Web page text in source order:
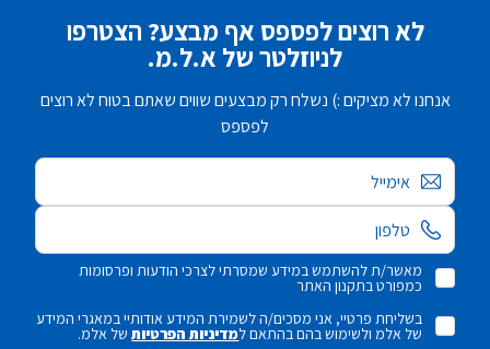
לא רוצים לפספס אף מבצע? הצטרפו
לניוזלטר של א.ל.מ.
אנחנו לא מציקים :) נשלח רק מבצעים שווים שאתם בטוח לא רוצים
לפספס
אימייל
מאשר/ת להשתמש במידע שמסרתי לצרכי הודעות ופרסומות
כמפורט בתקנון האתר
בשליחת פרטיי, אני מסכים/ה לשמירת המידע אודותיי במאגרי המידע
של אלמ ולשימוש בהם בהתאם למדיניות הפרטיותשל אלמ.